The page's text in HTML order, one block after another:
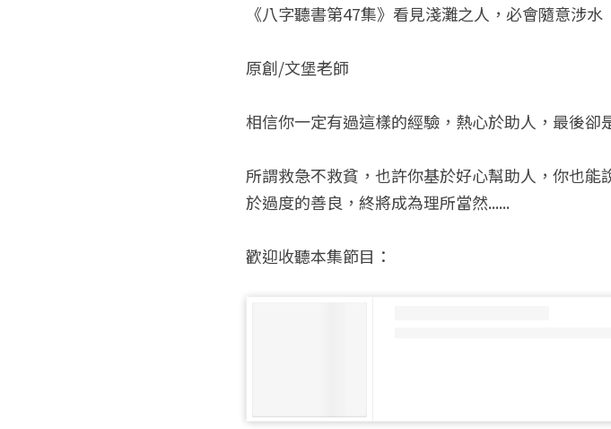
《八字聽書第47集》看見淺灘之人，必會隨意涉水
原創/文堡老師
相信你一定有過這樣的經驗，熱心於助人，最後卻
所謂救急不救貧，也許你基於好心幫助人，你也
於過度的善良，終將成為理所當然......
歡迎收聽本集節目：